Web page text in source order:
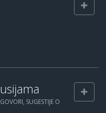
SUGESTIJE O